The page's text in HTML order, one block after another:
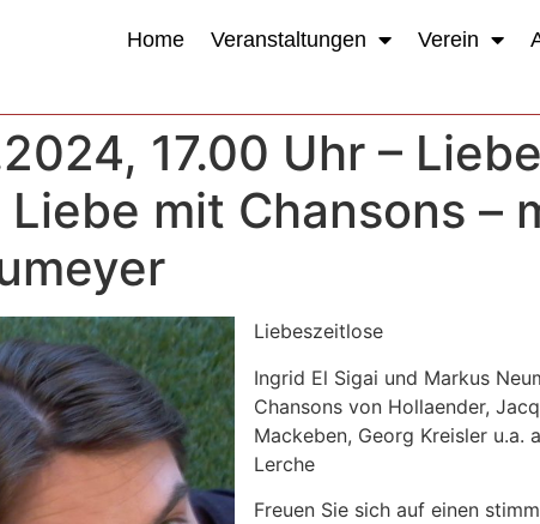
Home Veranstaltungen Verein
17.00 Uhr –
mit Chansons –
Liebeszeitlose
Ingrid El Sigai und Markus
Chansons von Hollaender,
Mackeben, Georg Kreisler
Lerche
Freuen Sie sich auf einen